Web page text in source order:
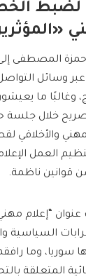
وسائل
وغالبًا ما
خلال
والأخلاقي
تنظيم العمل
قوانين ناظمة.
عنوان “إعلام
السياسية
سوريا، وما
المتعلقة